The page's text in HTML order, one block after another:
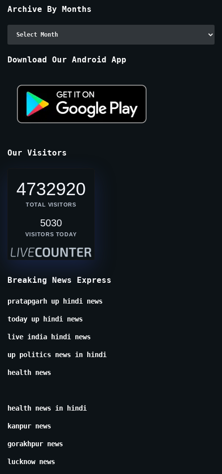
Archive By Months
Download Our Android App
Our Visitors
4732920
TOTAL VISITORS
5030
VISITORS TODAY
Breaking News Express
pratapgarh up hindi news
today up hindi news
live india hindi news
up politics news in hindi
health news
health news in hindi
kanpur news
gorakhpur news
lucknow news